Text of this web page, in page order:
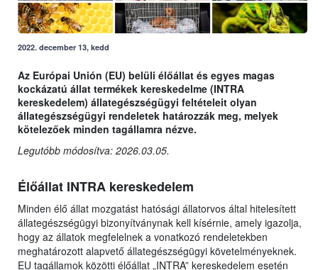
2022. december 13, kedd
Az Európai Unión (EU) belüli élőállat és egyes magas
kockázatú állat termékek kereskedelme (INTRA
kereskedelem) állategészségügyi feltételeit olyan
állategészségügyi rendeletek határozzák meg, melyek
kötelezőek minden tagállamra nézve.
Legutóbb módosítva: 2026.03.05.
Élőállat INTRA kereskedelem
Minden élő állat mozgatást hatósági állatorvos által hitelesített
állategészségügyi bizonyítványnak kell kísérnie, amely igazolja,
hogy az állatok megfelelnek a vonatkozó rendeletekben
meghatározott alapvető állategészségügyi követelményeknek.
EU tagállamok közötti élőállat „INTRA” kereskedelem esetén